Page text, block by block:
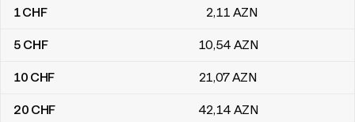
Tabel de conversie franci elvețieni în manați azeri
1CHF 2,11 AZN
5 CHF 10,54 AZN
10 CHF 21,07AZN
20 CHF 42,14 AZN